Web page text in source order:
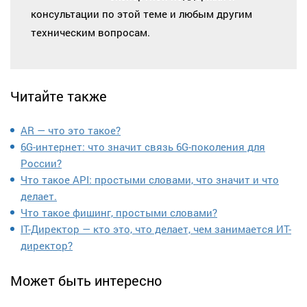
консультации по этой теме и любым другим
техническим вопросам.
Читайте также
AR — что это такое?
6G-интернет: что значит связь 6G-поколения для
России?
Что такое API: простыми словами, что значит и что
делает.
Что такое фишинг, простыми словами?
IT-Директор — кто это, что делает, чем занимается ИТ-
директор?
Может быть интересно